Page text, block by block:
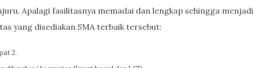
Apalagi fasilitasnya memadai dan lengkap sehingga menjadi
yang disediakan SMA terbaik tersebut:
2.